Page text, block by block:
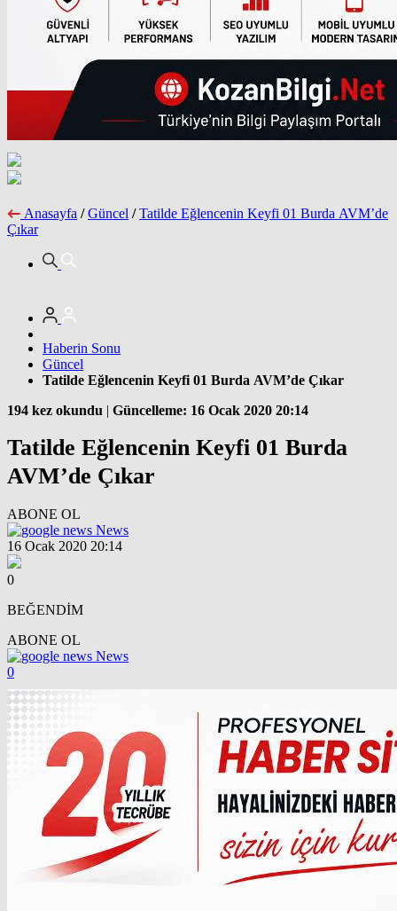
Anasayfa / Güncel / Tatilde Eğlencenin Keyfi 01 Burda AVM’de
Çıkar
Haberin Sonu
Güncel
Tatilde Eğlencenin Keyfi 01 Burda AVM’de Çıkar
194 kez okundu | Güncelleme: 16 Ocak 2020 20:14
Tatilde Eğlencenin Keyfi 01 Burda
AVM’de Çıkar
ABONE OL
News
16 Ocak 2020 20:14
0
BEĞENDİM
ABONE OL
News
0